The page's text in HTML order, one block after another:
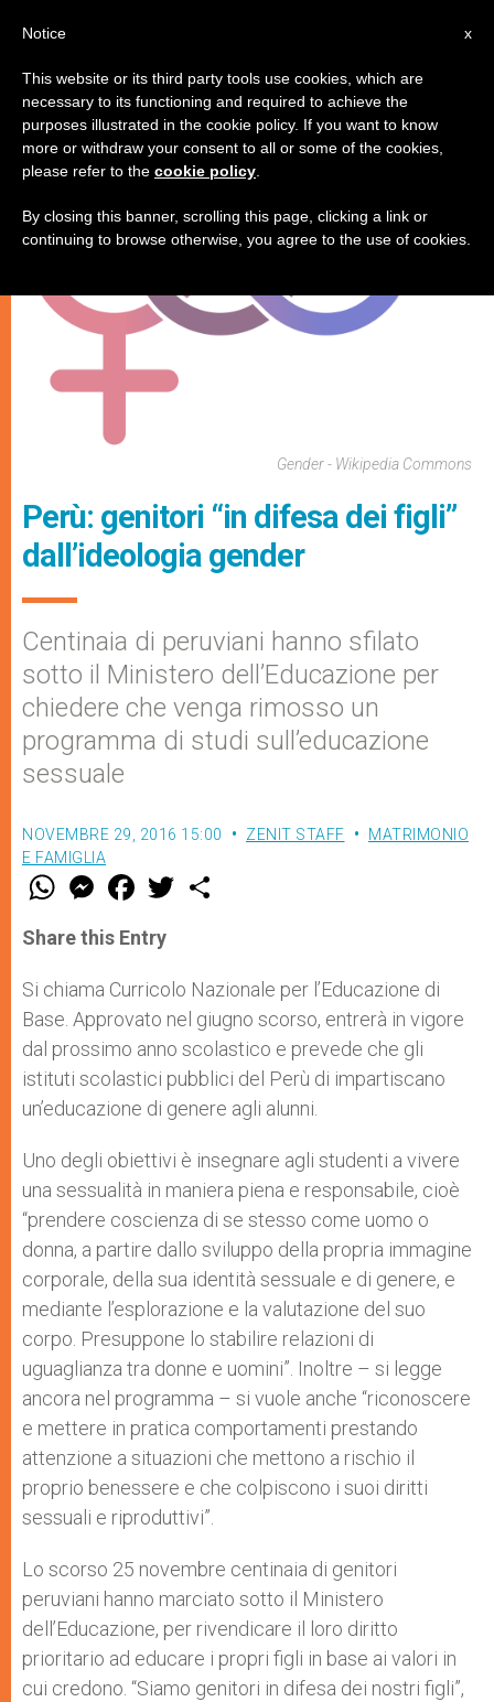
MATRIMONIO E FAMIGLIA
Gender - Wikipedia Commons
Perù: genitori “in difesa dei figli”
dall’ideologia gender
Centinaia di peruviani hanno sfilato
sotto il Ministero dell’Educazione per
chiedere che venga rimosso un
programma di studi sull’educazione
sessuale
NOVEMBRE 29, 2016 15:00 ZENIT STAFF
MATRIMONIO
E FAMIGLIA
W
t
s
p
p
M
e
s
e
g
e
r
F
a
e
b
o
k
w
r
Share this Entry
Si chiama Curricolo Nazionale per l’Educazione di
Base. Approvato nel giugno scorso, entrerà in vigore
dal prossimo anno scolastico e prevede che gli
istituti scolastici pubblici del Perù di impartiscano
un’educazione di genere agli alunni.
Uno degli obiettivi è insegnare agli studenti a vivere
una sessualità in maniera piena e responsabile, cioè
“prendere coscienza di se stesso come uomo o
donna, a partire dallo sviluppo della propria immagine
corporale, della sua identità sessuale e di genere, e
mediante l’esplorazione e la valutazione del suo
corpo. Presuppone lo stabilire relazioni di
uguaglianza tra donne e uomini”. Inoltre – si legge
ancora nel programma – si vuole anche “riconoscere
e mettere in pratica comportamenti prestando
attenzione a situazioni che mettono a rischio il
proprio benessere e che colpiscono i suoi diritti
sessuali e riproduttivi”.
Lo scorso 25 novembre centinaia di genitori
peruviani hanno marciato sotto il Ministero
dell’Educazione, per rivendicare il loro diritto
prioritario ad educare i propri figli in base ai valori in
cui credono. “Siamo genitori in difesa dei nostri figli”,
x
Notice
This website or its third party tools use cookies, which are
necessary to its functioning and required to achieve the
purposes illustrated in the cookie policy. If you want to know
more or withdraw your consent to all or some of the cookies,
please refer to the cookie policy
By closing this banner, scrolling this page, clicking a link or
continuing to browse otherwise, you agree to the use of cookies.